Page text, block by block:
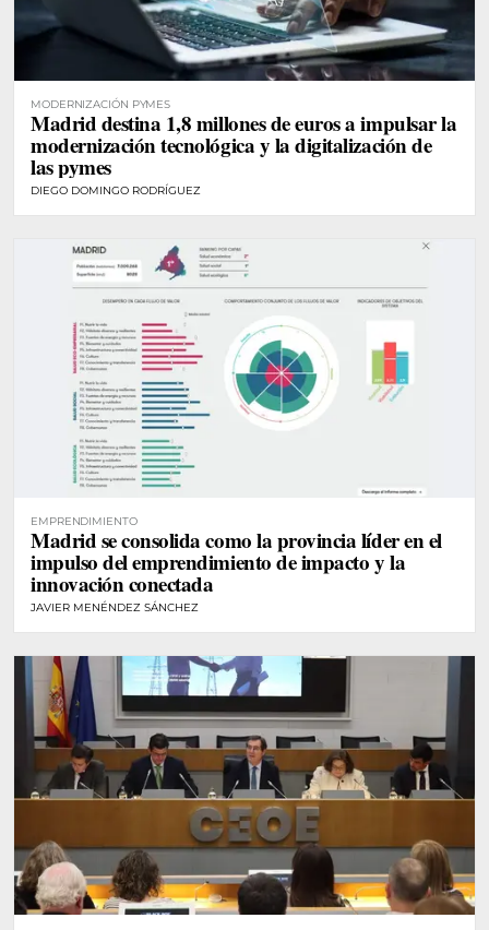
MODERNIZACIÓN PYMES
Madrid destina 1,8 millones de euros a impulsar la
modernización tecnológica y la digitalización de
las pymes
DIEGO DOMINGO RODRÍGUEZ
EMPRENDIMIENTO
Madrid se consolida como la provincia líder en el
impulso del emprendimiento de impacto y la
innovación conectada
JAVIER MENÉNDEZ SÁNCHEZ